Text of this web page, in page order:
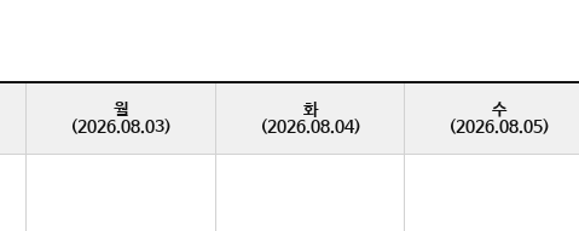
월
(2026.08.03)
화
(2026.08.04)
수
(2026.08.05)